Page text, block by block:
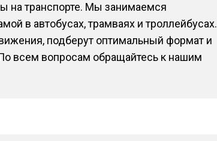
на транспорте. Мы занимаемся
в автобусах, трамваях и троллейбусах.
подберут оптимальный формат и
всем вопросам обращайтесь к нашим